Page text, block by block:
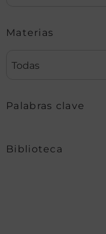
Materias
Todas
Palabras clave
Biblioteca